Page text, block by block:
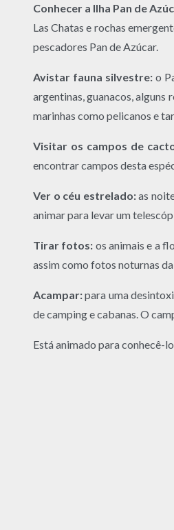
Conhecer a Ilha Pan de
Las Chatas e rochas
pescadores Pan de Azúcar.
Avistar fauna silvestre:o
argentinas, guanacos,
marinhas como pelicanos e
Visitar os campos de
encontrar campos desta
Ver o céu estrelado:as
animar para levar um
Tirar fotos: os animais e a
assim como fotos noturnas
Acampar:para uma
de camping e cabanas. O
Está animado para conhecê-